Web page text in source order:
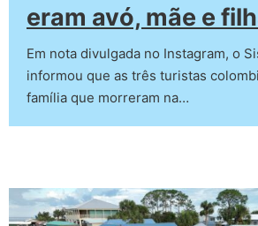
eram avó, mãe e
Em nota divulgada no Instagram, o
informou que as três turistas
família que morreram na…